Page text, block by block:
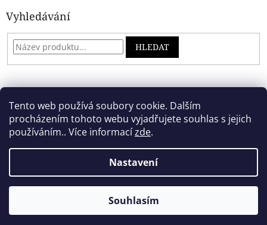
Tento web používá soubory cookie. Dalším
procházením tohoto webu vyjadřujete souhlas s jejich
používáním.. Více informacízde.
Nastavení
Souhlasím
Vyhledávání
HLEDAT
Vytvořil Shoptet
Copyright 2026Alkoholový shop. Všechna práva vyhrazena.